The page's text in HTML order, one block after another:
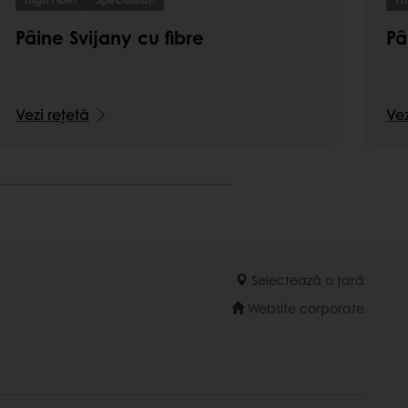
Pâine Svijany cu fibre
Vezi rețetă
Selectează o țară
Website corporate